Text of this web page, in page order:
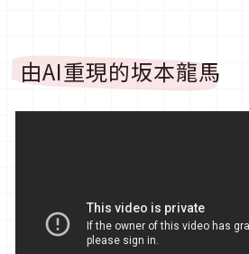
由AI重現的坂本龍馬